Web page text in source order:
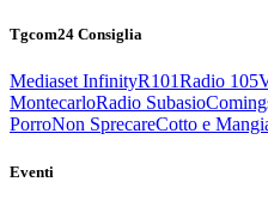
Tgcom24 Consiglia
Mediaset InfinityR101Radio 105
MontecarloRadio Subasio
PorroNon SprecareCotto e
Eventi